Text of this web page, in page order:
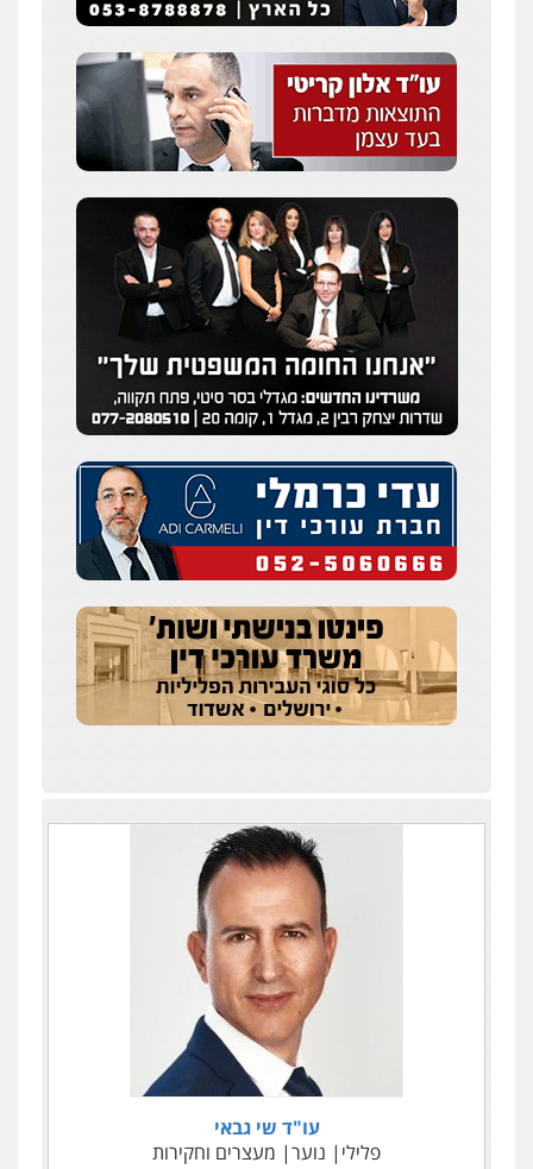
עו"ד שי גבאי
פלילי
נוער
מעצרים וחקירות
עו"ד נאוה הנס
כלכלי מיסים - פלילי ואזרחי
הלבנת הון